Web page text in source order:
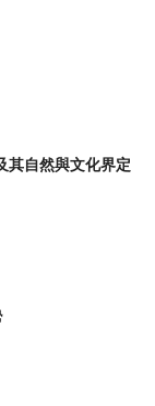
其自然與文化界定